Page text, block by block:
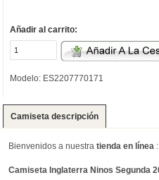
Añadir al carrito:
Modelo: ES2207770171
Camiseta descripción
Bienvenidos a nuestra tienda en línea :
Camiseta Inglaterra Ninos Segunda